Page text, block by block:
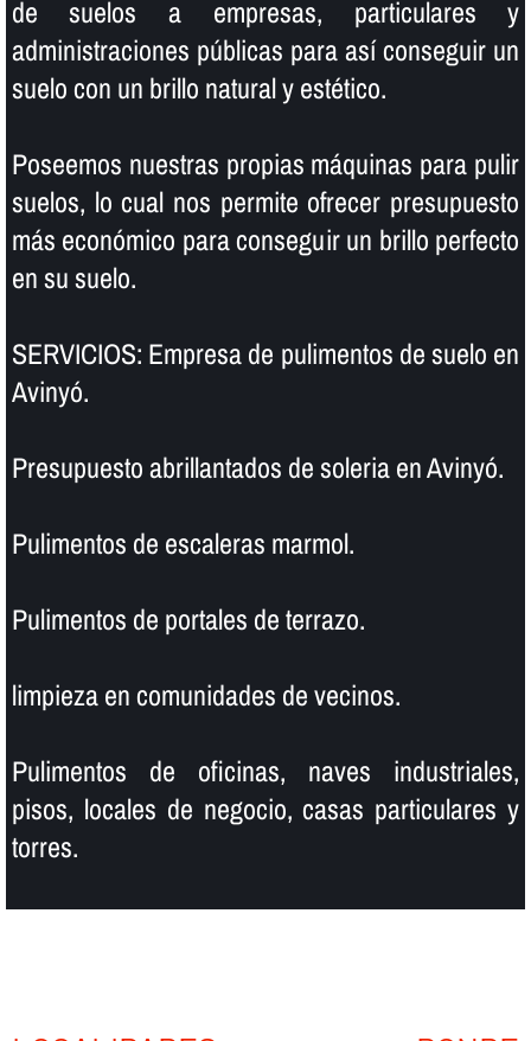
de suelos a empresas, particulares y
administraciones públicas para así­ conseguir un
suelo con un brillo natural y estético.
Poseemos nuestras propias máquinas para pulir
suelos, lo cual nos permite ofrecer presupuesto
más económico para conseguir un brillo perfecto
en su suelo.
SERVICIOS: Empresa de pulimentos de suelo en
Avinyó.
Presupuesto abrillantados de soleria en Avinyó.
Pulimentos de escaleras marmol.
Pulimentos de portales de terrazo.
limpieza en comunidades de vecinos.
Pulimentos de oficinas, naves industriales,
pisos, locales de negocio, casas particulares y
torres.